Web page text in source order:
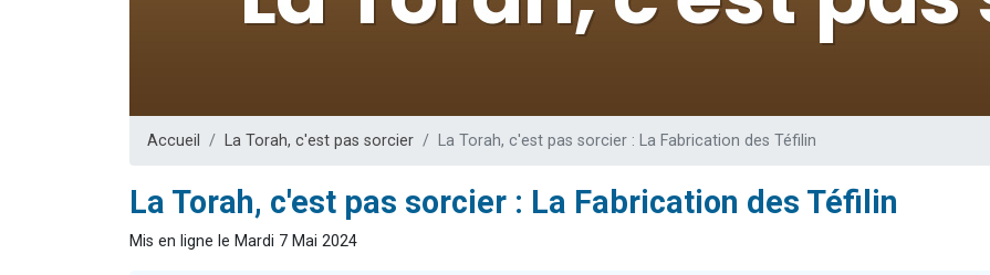
3 personnes viennent de nous rejoindre sur WhatsApp
Accueil La Torah, c'est pas sorcier La Torah, c'est pas sorcier : La Fabrication des Téfilin
La Torah, c'est pas sorcier : La Fabrication des Téfilin
Mis en ligne le Mardi 7 Mai 2024